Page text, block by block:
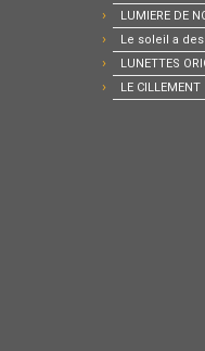
LUMIERE DE
Le soleil a
LUNETTES
LE CILLEMENT